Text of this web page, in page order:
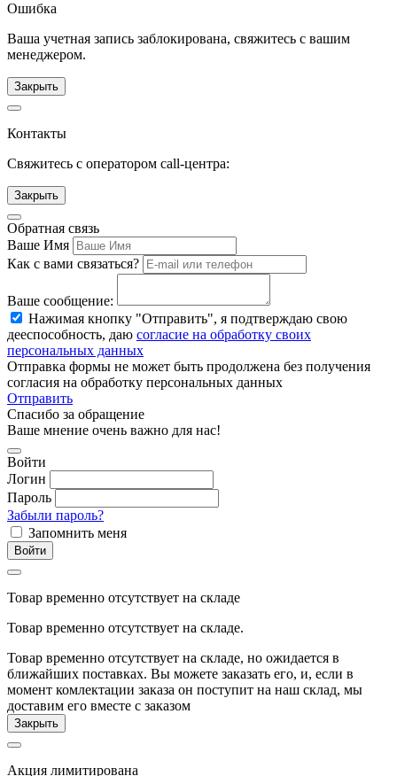
Ошибка
Ваша учетная запись заблокирована, свяжитесь с вашим
менеджером.
Закрыть
Контакты
Свяжитесь с оператором call-центра:
Закрыть
Обратная связь
Ваше Имя
Как с вами связаться?
Ваше сообщение:
Нажимая кнопку "Отправить", я подтверждаю свою
дееспособность, даю согласие на обработку своих
персональных данных
Отправка формы не может быть продолжена без получения
согласия на обработку персональных данных
Отправить
Спасибо за обращение
Ваше мнение очень важно для нас!
Войти
Логин
Пароль
Забыли пароль?
Запомнить меня
Войти
Товар временно отсутствует на складе
Товар временно отсутствует на складе.
Товар временно отсутствует на складе, но ожидается в
ближайших поставках. Вы можете заказать его, и, если в
момент комлектации заказа он поступит на наш склад, мы
доставим его вместе с заказом
Закрыть
Акция лимитирована